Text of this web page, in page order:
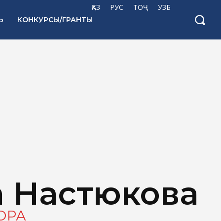
ҚАЗ РУС ТОҶ УЗБ
КОНКУРСЫ/ГРАНТЫ
Настюкова